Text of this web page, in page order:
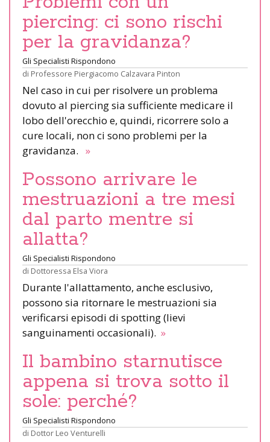
piercing: ci sono rischi
per la gravidanza?
Gli Specialisti Rispondono
di Professore Piergiacomo Calzavara Pinton
Nel caso in cui per risolvere un problema
dovuto al piercing sia sufficiente medicare il
lobo dell'orecchio e, quindi, ricorrere solo a
cure locali, non ci sono problemi per la
gravidanza. »
Possono arrivare le
mestruazioni a tre mesi
dal parto mentre si
allatta?
Gli Specialisti Rispondono
di Dottoressa Elsa Viora
Durante l'allattamento, anche esclusivo,
possono sia ritornare le mestruazioni sia
verificarsi episodi di spotting (lievi
sanguinamenti occasionali). »
Il bambino starnutisce
appena si trova sotto il
sole: perché?
Gli Specialisti Rispondono
di Dottor Leo Venturelli